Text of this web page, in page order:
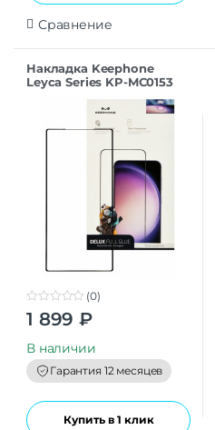
Сравнение
Накладка Keephone
Leyca Series KP-MC0153
0
t
o
f
5
(0)
1 899 ₽
В наличии
Гарантия 12 месяцев
Купить в 1 клик